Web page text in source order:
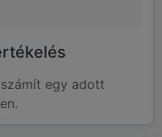
egy adott